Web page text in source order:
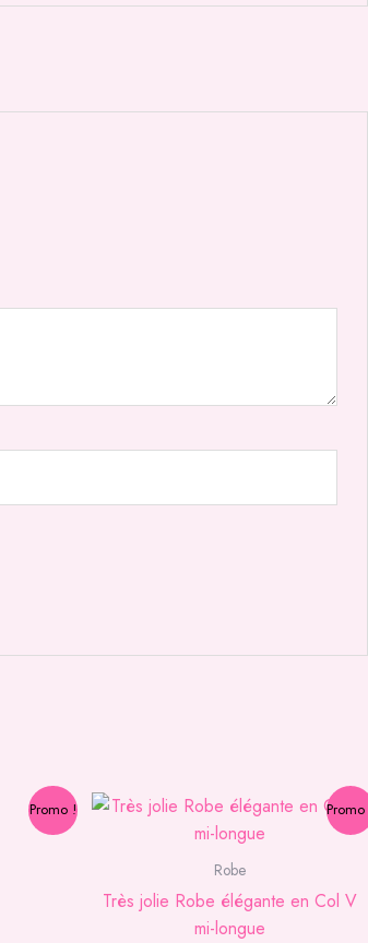
Promo !
Robe
Très jolie Robe élégante en Col V
mi-longue
Le
prix
initial
était :
$95.00.
Le